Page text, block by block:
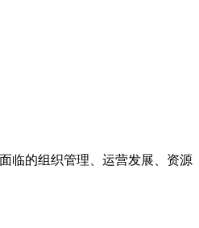
临的组织管理、运营发展、资源